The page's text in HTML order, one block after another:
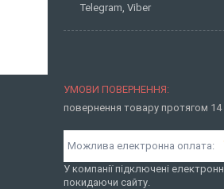
Telegram, Viber
повернення товару протягом 14
У компанії підключені
покидаючи сайту.